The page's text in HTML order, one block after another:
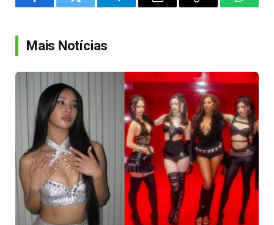
FacebookTwitter TelegramEmail
Copy
Mais Notícias